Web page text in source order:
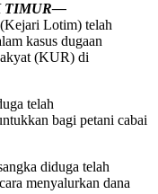
TIMUR—
Lotim) telah
kasus dugaan
(KUR) di
telah
bagi petani cabai
diduga telah
menyalurkan dana